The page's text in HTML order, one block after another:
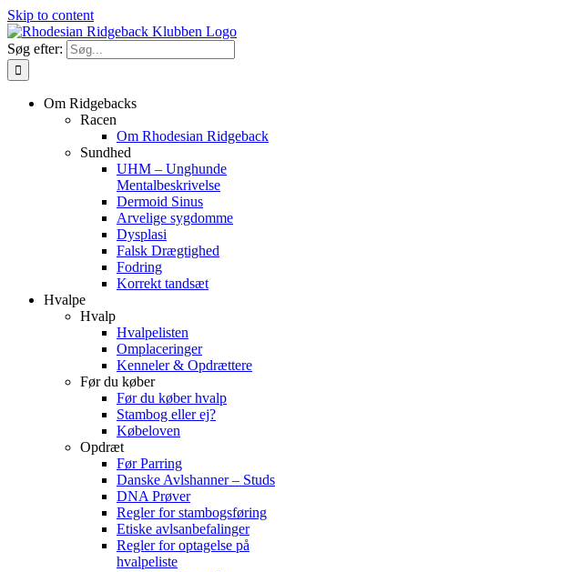
Skip to content
Søg efter:
Om Ridgebacks
Racen
Om Rhodesian Ridgeback
Sundhed
UHM – Unghunde
Mentalbeskrivelse
Dermoid Sinus
Arvelige sygdomme
Dysplasi
Falsk Drægtighed
Fodring
Korrekt tandsæt
Hvalpe
Hvalp
Hvalpelisten
Omplaceringer
Kenneler & Opdrættere
Før du køber
Før du køber hvalp
Stambog eller ej?
Købeloven
Opdræt
Før Parring
Danske Avlshanner – Studs
DNA Prøver
Regler for stambogsføring
Etiske avlsanbefalinger
Regler for optagelse på
hvalpeliste